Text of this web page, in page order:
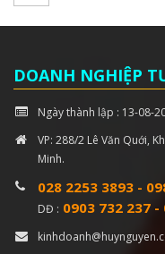
DOANH NGHIỆP
Ngày thành lập : 13-08-
VP: 288/2 Lê Văn Quới,
Minh.
028 2253 3893 -
DĐ : 0903 732 237 -